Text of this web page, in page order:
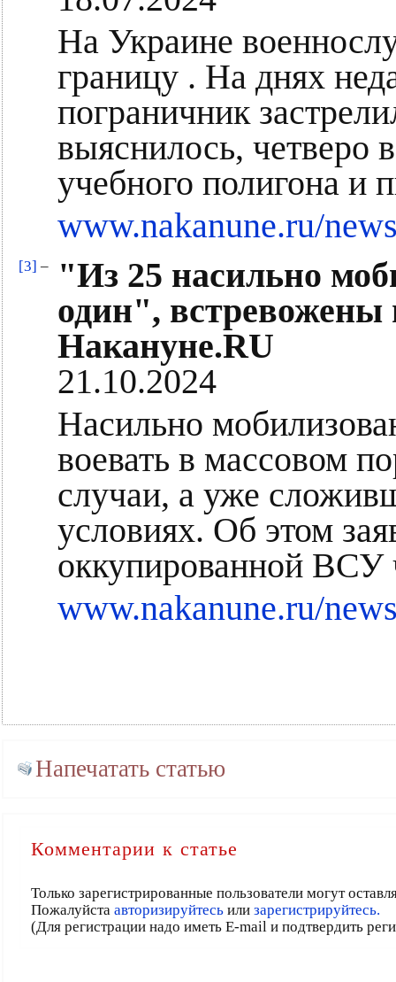
На Украине
границу . На днях
пограничник
выяснилось, четверо
учебного полигона и
www.nakanune.ru/
[3] –
"Из 25 насильно
один",
Накануне.RU
21.10.2024
Насильно
воевать в массовом
случаи, а уже
условиях. Об этом
оккупированной ВСУ
www.nakanune.ru/
Напечатать статью
Комментарии к статье
Только зарегистрированные пользователи могут
Пожалуйста авторизируйтесьили зарегистрируйтесь.
(Для регистрации надо иметь E-mail и подтвердить